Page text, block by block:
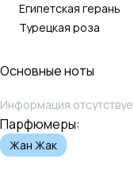
Египетская герань
Турецкая роза
Основные ноты
Информация
Парфюмеры:
Жан Жак